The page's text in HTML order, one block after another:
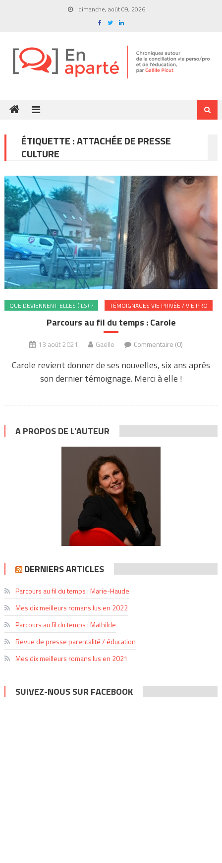
dimanche, août 09, 2026
ÉTIQUETTE :ATTACHÉE DE PRESSE
CULTURE
QUE DEVIENNENT-ELLES (ILS) ? TÉMOIGNAGES VIE PRIVÉE / VIE PRO
Parcours au fil du temps : Carole
13 août 2021 Gaëlle Commentaire (0)
Carole revient donner de ses nouvelles, six ans après
son dernier témoignage. Merci à elle !
A PROPOS DE L’AUTEUR
DERNIERS ARTICLES
Parcours au fil du temps : Marie-Haude
Mes dix meilleurs romans lus en 2022
Parcours au fil du temps : Mathilde
Revue de presse parentalité / éducation
Mes dix meilleurs romans lus en 2021
SUIVEZ-NOUS SUR FACEBOOK